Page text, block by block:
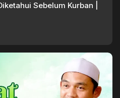
Sebelum Kurban |